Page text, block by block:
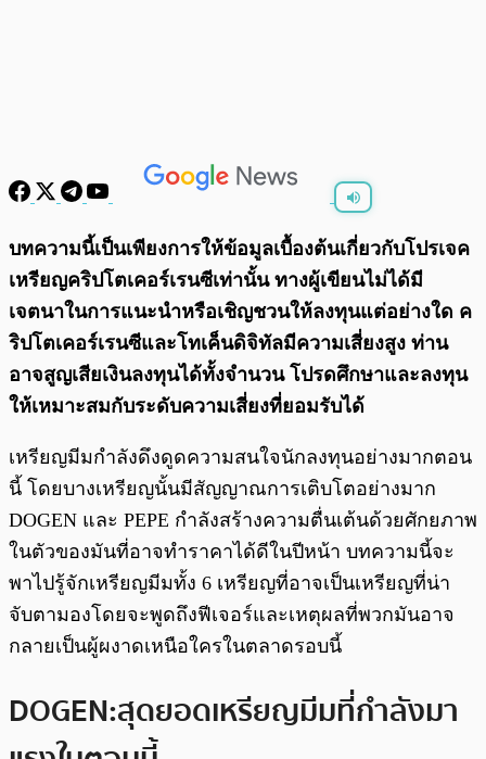
พร้อมเล่น 0:00/0:00
บทความนี้เป็นเพียงการให้ข้อมูลเบื้องต้นเกี่ยวกับโปรเจค
เหรียญคริปโตเคอร์เรนซีเท่านั้น ทางผู้เขียนไม่ได้มี
เจตนาในการแนะนำหรือเชิญชวนให้ลงทุนแต่อย่างใด ค
ริปโตเคอร์เรนซีและโทเค็นดิจิทัลมีความเสี่ยงสูง ท่าน
อาจสูญเสียเงินลงทุนได้ทั้งจํานวน โปรดศึกษาและลงทุน
ให้เหมาะสมกับระดับความเสี่ยงที่ยอมรับได้
เหรียญมีมกำลังดึงดูดความสนใจนักลงทุนอย่างมากตอน
นี้ โดยบางเหรียญนั้นมีสัญญาณการเติบโตอย่างมาก
DOGEN และ PEPE กำลังสร้างความตื่นเต้นด้วยศักยภาพ
ในตัวของมันที่อาจทำราคาได้ดีในปีหน้า บทความนี้จะ
พาไปรู้จักเหรียญมีมทั้ง 6 เหรียญที่อาจเป็นเหรียญที่น่า
จับตามองโดยจะพูดถึงฟีเจอร์และเหตุผลที่พวกมันอาจ
กลายเป็นผู้ผงาดเหนือใครในตลาดรอบนี้
DOGEN:สุดยอดเหรียญมีมที่กำลังมา